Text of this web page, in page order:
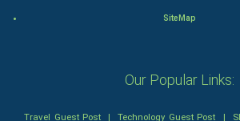
SiteMap
Our Popular Links:
Travel Guest Post |Technology Guest Post |